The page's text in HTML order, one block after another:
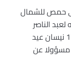
حمص للشمال
الناصر
حملوا السيارة تبعه، حضر عبد الناصر مرة عيد 17 نيسان عيد
مسؤولا عن